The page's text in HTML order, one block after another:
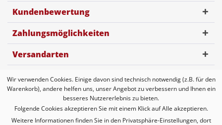
Kundenbewertung
Zahlungsmöglichkeiten
Versandarten
* Alle Preise inkl. gesetzl. Mehrwertsteuer zzgl.Versandkosten
* gilt für Lieferungen innerhalb Deutschlands, Lieferzeiten für andere
Länder entnehmen Sie bitte der Schaltfläche mit den
Versandinformationen
Wir verwenden Cookies. Einige davon sind technisch notwendig (z.B. für den
Warenkorb), andere helfen uns, unser Angebot zu verbessern und Ihnen ein
besseres Nutzererlebnis zu bieten.
Folgende Cookies akzeptieren Sie mit einem Klick auf Alle akzeptieren.
Weitere Informationen finden Sie in den Privatsphäre-Einstellungen, dort